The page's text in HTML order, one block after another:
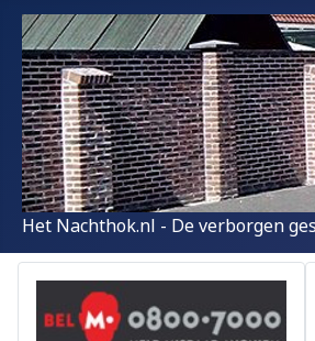
Het Nachthok.nl - De verborgen